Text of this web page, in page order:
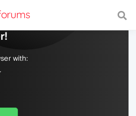
web, with a fast and
with: